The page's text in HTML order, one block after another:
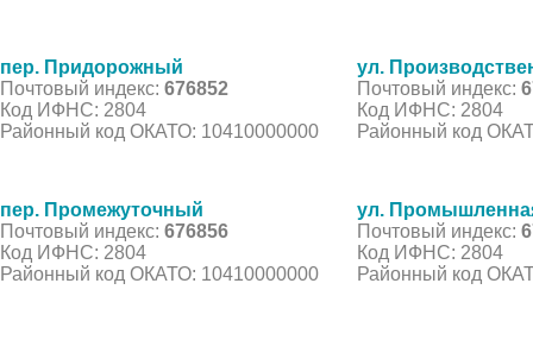
пер. Придорожный
Почтовый индекс: 676852
Код ИФНС: 2804
Районный код ОКАТО: 10410000000
ул.
Почтовый индекс:
Код ИФНС: 2804
Районный код
пер. Промежуточный
Почтовый индекс: 676856
Код ИФНС: 2804
Районный код ОКАТО: 10410000000
ул.
Почтовый индекс:
Код ИФНС: 2804
Районный код